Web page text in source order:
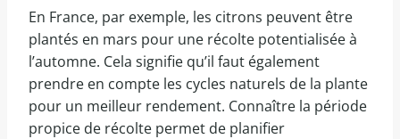
En France, par exemple, les citrons peuvent être
plantés en mars pour une récolte potentialisée à
l’automne. Cela signifie qu’il faut également
prendre en compte les cycles naturels de la plante
pour un meilleur rendement. Connaître la période
propice de récolte permet de planifier